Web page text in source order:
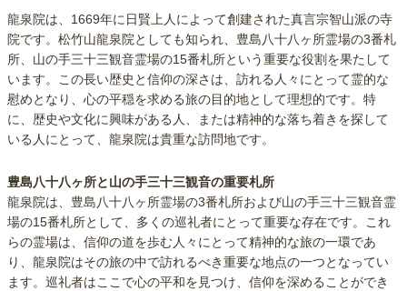
龍泉院は、1669年に日賢上人によって創建された真言宗智山派の寺
院です。松竹山龍泉院としても知られ、豊島八十八ヶ所霊場の3番札
所、山の手三十三観音霊場の15番札所という重要な役割を果たして
います。この長い歴史と信仰の深さは、訪れる人々にとって霊的な
慰めとなり、心の平穏を求める旅の目的地として理想的です。特
に、歴史や文化に興味がある人、または精神的な落ち着きを探して
いる人にとって、龍泉院は貴重な訪問地です。
豊島八十八ヶ所と山の手三十三観音の重要札所
龍泉院は、豊島八十八ヶ所霊場の3番札所および山の手三十三観音霊
場の15番札所として、多くの巡礼者にとって重要な存在です。これ
らの霊場は、信仰の道を歩む人々にとって精神的な旅の一環であ
り、龍泉院はその旅の中で訪れるべき重要な地点の一つとなってい
ます。巡礼者はここで心の平和を見つけ、信仰を深めることができ